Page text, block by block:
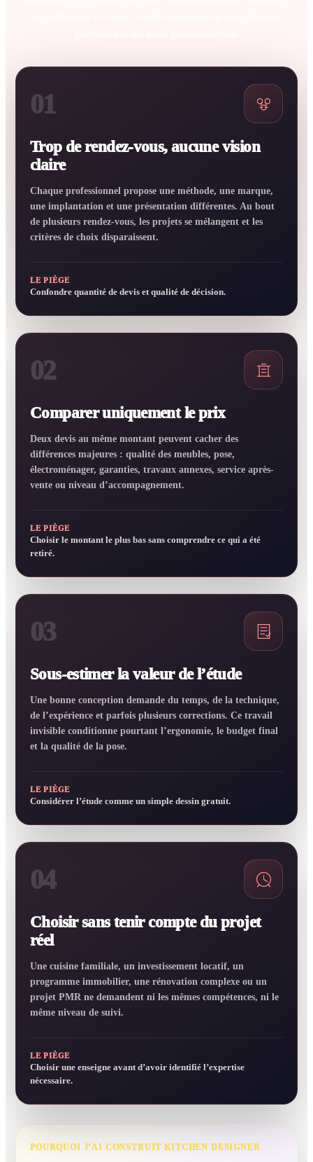
01
Trop de rendez-vous, aucune vision
claire
Chaque professionnel propose une méthode, une marque,
une implantation et une présentation différentes. Au bout
de plusieurs rendez-vous, les projets se mélangent et les
critères de choix disparaissent.
LE PIÈGE
Confondre quantité de devis et qualité de décision.
02
Comparer uniquement le prix
Deux devis au même montant peuvent cacher des
différences majeures : qualité des meubles, pose,
électroménager, garanties, travaux annexes, service après-
vente ou niveau d’accompagnement.
LE PIÈGE
Choisir le montant le plus bas sans comprendre ce qui a été
retiré.
03
Sous-estimer la valeur de l’étude
Une bonne conception demande du temps, de la technique,
de l’expérience et parfois plusieurs corrections. Ce travail
invisible conditionne pourtant l’ergonomie, le budget final
et la qualité de la pose.
LE PIÈGE
Considérer l’étude comme un simple dessin gratuit.
04
Choisir sans tenir compte du projet
réel
Une cuisine familiale, un investissement locatif, un
programme immobilier, une rénovation complexe ou un
projet PMR ne demandent ni les mêmes compétences, ni le
même niveau de suivi.
LE PIÈGE
Choisir une enseigne avant d’avoir identifié l’expertise
nécessaire.
POURQUOI J’AI CONSTRUIT KITCHEN DESIGNER